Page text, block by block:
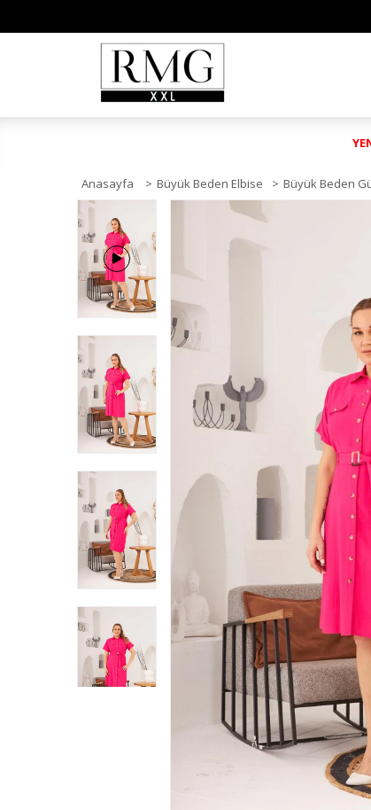
Anasayfa > Büyük Beden Elbise > Büyük Beden